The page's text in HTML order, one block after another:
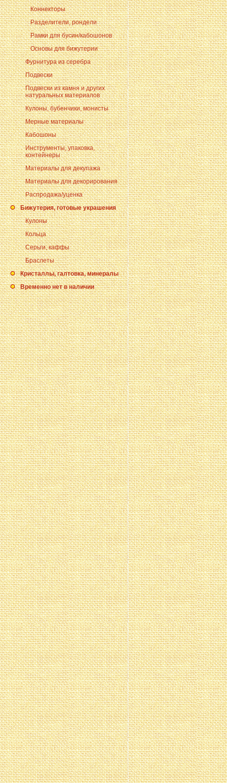
Коннекторы
Разделители, рондели
Рамки для бусин/кабошонов
Основы для бижутерии
Фурнитура из серебра
Подвески
Подвески из камня и других
натуральных материалов
Кулоны, бубенчики, монисты
Мерные материалы
Кабошоны
Инструменты, упаковка,
контейнеры
Материалы для декупажа
Материалы для декорирования
Распродажа/уценка
Бижутерия, готовые украшения
Кулоны
Кольца
Серьги, каффы
Браслеты
Кристаллы, галтовка, минералы
Временно нет в наличии